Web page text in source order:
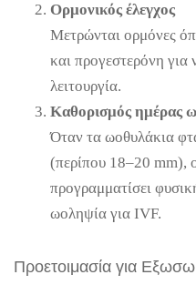
Ορμονικός έλεγχος
Μετρώνται ορμόνες
και προγεστερόνη για
λειτουργία.
Καθορισμός ημέρας
Όταν τα ωοθυλάκια
(περίπου 18–20 mm),
προγραμματίσει
ωοληψία για IVF.
Προετοιμασία για